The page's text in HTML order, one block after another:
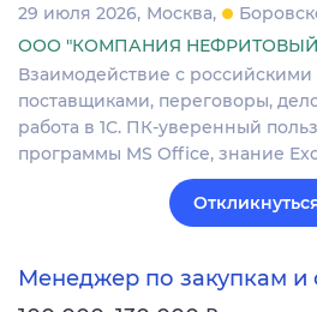
29 июля 2026 Москва
ООО "КОМПАНИЯ
Взаимодействие с
поставщиками, переговоры,
работа в 1С. ПК-уверенный
программы MS Office, знание
Менеджер по закупкам